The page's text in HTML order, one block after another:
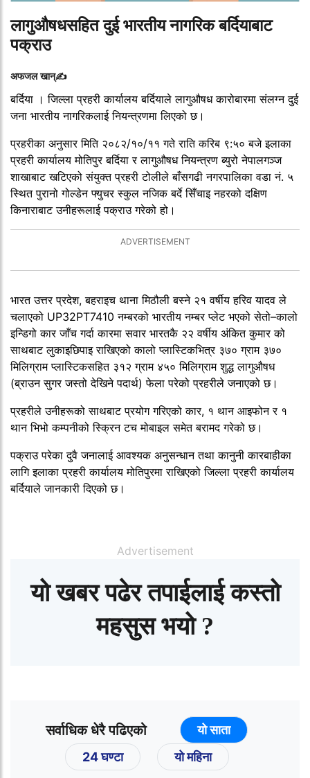
लागुऔषधसहित दुई भारतीय नागरिक बर्दियाबाट
पक्राउ
अफजल खान्✍️
बर्दिया । जिल्ला प्रहरी कार्यालय बर्दियाले लागुऔषध कारोबारमा संलग्न दुई
जना भारतीय नागरिकलाई नियन्त्रणमा लिएको छ।
प्रहरीका अनुसार मिति २०८२/१०/११ गते राति करिब ९:५० बजे इलाका
प्रहरी कार्यालय मोतिपुर बर्दिया र लागुऔषध नियन्त्रण ब्युरो नेपालगञ्ज
शाखाबाट खटिएको संयुक्त प्रहरी टोलीले बाँसगढी नगरपालिका वडा नं. ५
स्थित पुरानो गोल्डेन फ्युचर स्कुल नजिक बर्दे सिँचाइ नहरको दक्षिण
किनाराबाट उनीहरूलाई पक्राउ गरेको हो।
भारत उत्तर प्रदेश, बहराइच थाना मिठौली बस्ने २१ वर्षीय हरिव यादव ले
चलाएको UP32PT7410 नम्बरको भारतीय नम्बर प्लेट भएको सेतो–कालो
इन्डिगो कार जाँच गर्दा कारमा सवार भारतकै २२ वर्षीय अंकित कुमार को
साथबाट लुकाइछिपाइ राखिएको कालो प्लास्टिकभित्र ३७० ग्राम ३७०
मिलिग्राम प्लास्टिकसहित ३१२ ग्राम ४५० मिलिग्राम शुद्ध लागुऔषध
(ब्राउन सुगर जस्तो देखिने पदार्थ) फेला परेको प्रहरीले जनाएको छ।
प्रहरीले उनीहरूको साथबाट प्रयोग गरिएको कार, १ थान आइफोन र १
थान भिभो कम्पनीको स्क्रिन टच मोबाइल समेत बरामद गरेको छ।
पक्राउ परेका दुवै जनालाई आवश्यक अनुसन्धान तथा कानुनी कारबाहीका
लागि इलाका प्रहरी कार्यालय मोतिपुरमा राखिएको जिल्ला प्रहरी कार्यालय
बर्दियाले जानकारी दिएको छ।
Advertisement
यो खबर पढेर तपाईलाई कस्तो
महसुस भयो ?
सर्वाधिक धेरै पढिएको
यो साता
24 घण्टा
यो महिना